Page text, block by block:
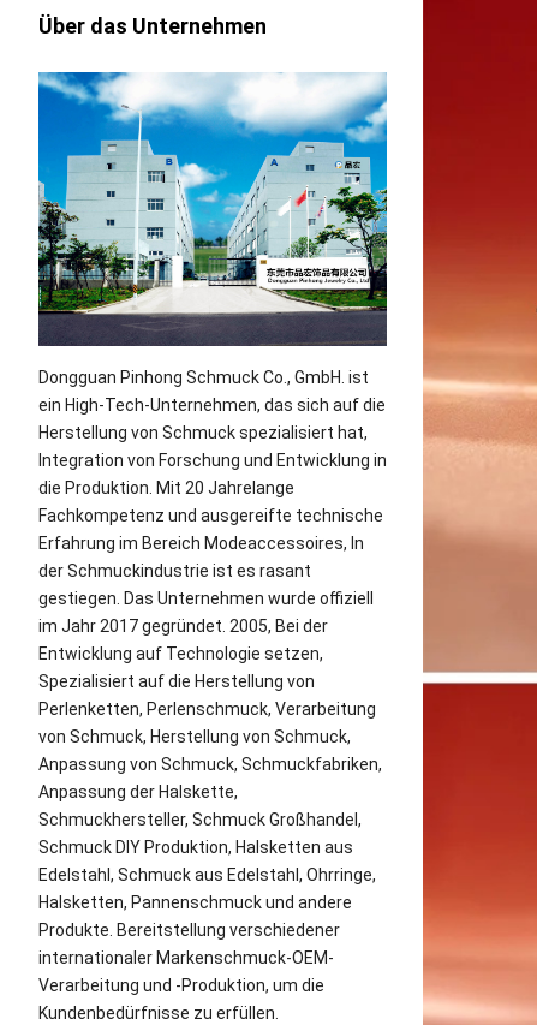
Über das Unternehmen
Dongguan Pinhong Schmuck Co., GmbH. ist
ein High-Tech-Unternehmen, das sich auf die
Herstellung von Schmuck spezialisiert hat,
Integration von Forschung und Entwicklung in
die Produktion. Mit 20 Jahrelange
Fachkompetenz und ausgereifte technische
Erfahrung im Bereich Modeaccessoires, In
der Schmuckindustrie ist es rasant
gestiegen. Das Unternehmen wurde offiziell
im Jahr 2017 gegründet. 2005, Bei der
Entwicklung auf Technologie setzen,
Spezialisiert auf die Herstellung von
Perlenketten, Perlenschmuck, Verarbeitung
von Schmuck, Herstellung von Schmuck,
Anpassung von Schmuck, Schmuckfabriken,
Anpassung der Halskette,
Schmuckhersteller, Schmuck Großhandel,
Schmuck DIY Produktion, Halsketten aus
Edelstahl, Schmuck aus Edelstahl, Ohrringe,
Halsketten, Pannenschmuck und andere
Produkte. Bereitstellung verschiedener
internationaler Markenschmuck-OEM-
Verarbeitung und -Produktion, um die
Kundenbedürfnisse zu erfüllen.